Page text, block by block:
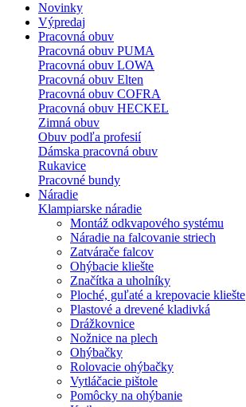
Novinky
Výpredaj
Pracovná obuv
Pracovná obuv PUMA
Pracovná obuv LOWA
Pracovná obuv Elten
Pracovná obuv COFRA
Pracovná obuv HECKEL
Zimná obuv
Obuv podľa profesií
Dámska pracovná obuv
Rukavice
Pracovné bundy
Náradie
Klampiarske náradie
Montáž odkvapového systému
Náradie na falcovanie striech
Zatvárače falcov
Ohýbacie kliešte
Značítka a uholníky
Ploché, guľaté a krepovacie kliešte
Plastové a drevené kladivká
Drážkovnice
Nožnice na plech
Ohýbačky
Rolovacie ohýbačky
Vytláčacie pištole
Pomôcky na ohýbanie